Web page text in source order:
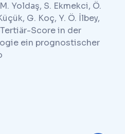
Yoldaş, S. Ekmekci, Ö.
G. Koç, Y. Ö. İlbey,
Score in der
ein prognostischer